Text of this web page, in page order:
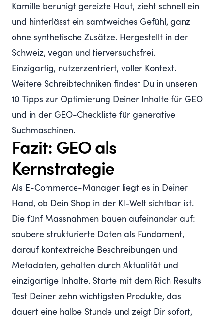
Kamille beruhigt gereizte Haut, zieht schnell ein
und hinterlässt ein samtweiches Gefühl, ganz
ohne synthetische Zusätze. Hergestellt in der
Schweiz, vegan und tierversuchsfrei.
Einzigartig, nutzerzentriert, voller Kontext.
Weitere Schreibtechniken findest Du in unseren
10 Tipps zur Optimierung Deiner Inhalte für GEO
und in der GEO-Checkliste für generative
Suchmaschinen.
Fazit: GEO als
Kernstrategie
Als E-Commerce-Manager liegt es in Deiner
Hand, ob Dein Shop in der KI-Welt sichtbar ist.
Die fünf Massnahmen bauen aufeinander auf:
saubere strukturierte Daten als Fundament,
darauf kontextreiche Beschreibungen und
Metadaten, gehalten durch Aktualität und
einzigartige Inhalte. Starte mit dem Rich Results
Test Deiner zehn wichtigsten Produkte, das
dauert eine halbe Stunde und zeigt Dir sofort,